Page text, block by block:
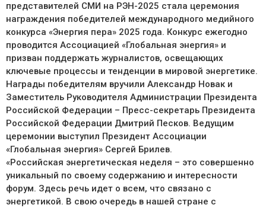
представителей СМИ на РЭН-2025 стала церемония
награждения победителей международного медийного
конкурса «Энергия пера» 2025 года. Конкурс ежегодно
проводится Ассоциацией «Глобальная энергия» и
призван поддержать журналистов, освещающих
ключевые процессы и тенденции в мировой энергетике.
Награды победителям вручили Александр Новак и
Заместитель Руководителя Администрации Президента
Российской Федерации – Пресс-секретарь Президента
Российской Федерации Дмитрий Песков. Ведущим
церемонии выступил Президент Ассоциации
«Глобальная энергия» Сергей Брилев.
«Российская энергетическая неделя – это совершенно
уникальный по своему содержанию и интересности
форум. Здесь речь идет о всем, что связано с
энергетикой. В свою очередь в нашей стране с